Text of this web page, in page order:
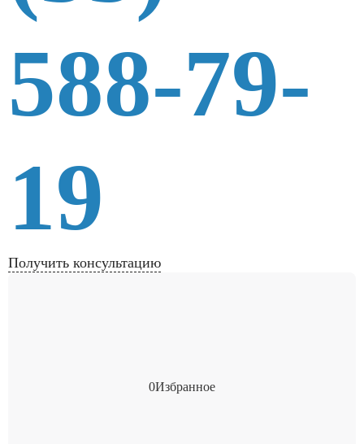
588-79-
19
Получить консультацию
0Избранное